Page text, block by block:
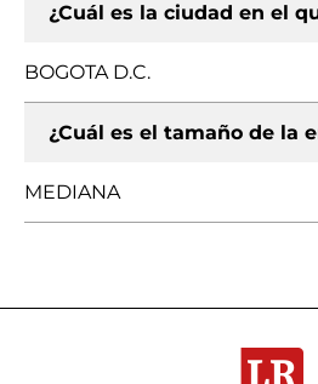
¿Cuál es la ciudad en el
BOGOTA D.C.
¿Cuál es el tamaño de la
MEDIANA